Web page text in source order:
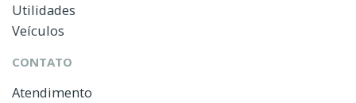
Utilidades
Veículos
CONTATO
Atendimento